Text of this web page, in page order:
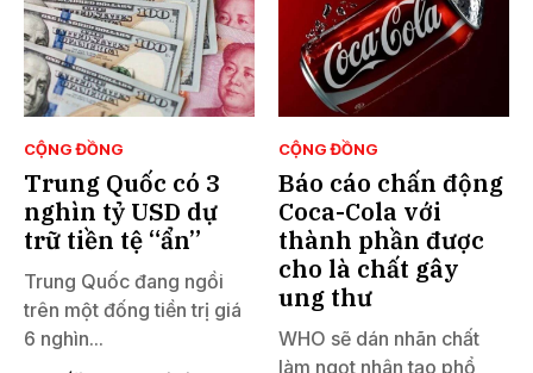
CỘNG ĐỒNG
Trung Quốc có 3
nghìn tỷ USD dự
trữ tiền tệ “ẩn”
Trung Quốc đang ngồi
trên một đống tiền trị giá
6 nghìn...
CỘNG ĐỒNG
Báo cáo chấn động
Coca-Cola với
thành phần được
cho là chất gây
ung thư
WHO sẽ dán nhãn chất
làm ngọt nhân tạo phổ